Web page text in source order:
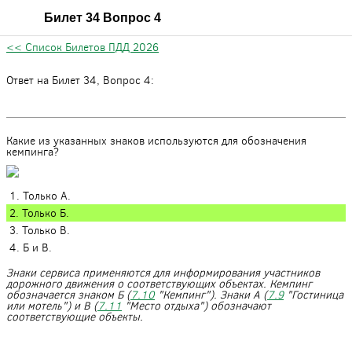
Билет 34 Вопрос 4
<< Список Билетов ПДД 2026
Ответ на Билет 34, Вопрос 4:
Какие из указанных знаков используются для обозначения
кемпинга?
1. Только А.
2. Только Б.
3. Только В.
4. Б и В.
Знаки сервиса применяются для информирования участников
дорожного движения о соответствующих объектах. Кемпинг
обозначается знаком Б (7.10"Кемпинг"). Знаки А (7.9"Гостиница
или мотель") и В (7.11 "Место отдыха") обозначают
соответствующие объекты.